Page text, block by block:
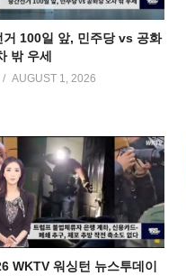
거 100일 앞, 민주당 vs 공화
밖 우세
AUGUST 1, 2026
WKTV 워싱턴 뉴스투데이